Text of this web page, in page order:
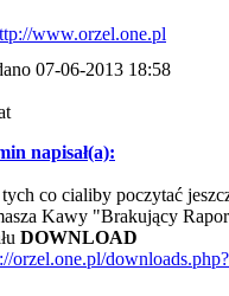
07-06-2013 18:58
napisał(a):
co cialiby poczytać
Kawy "Brakujący
DOWNLOAD
orzel.one.pl/